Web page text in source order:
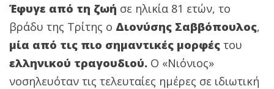
Έφυγε από τη ζωή σε ηλικία 81 ετών, το
βράδυ της Τρίτης ο Διονύσης Σαββόπουλος,
μία από τις πιο σημαντικές μορφές του
ελληνικού τραγουδιού. Ο «Νιόνιος»
νοσηλευόταν τις τελευταίες ημέρες σε ιδιωτική